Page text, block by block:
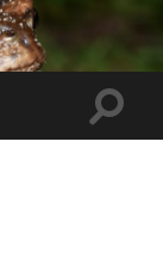
Toggle